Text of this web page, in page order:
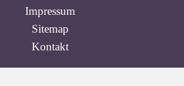
Impressum
Sitemap
Kontakt